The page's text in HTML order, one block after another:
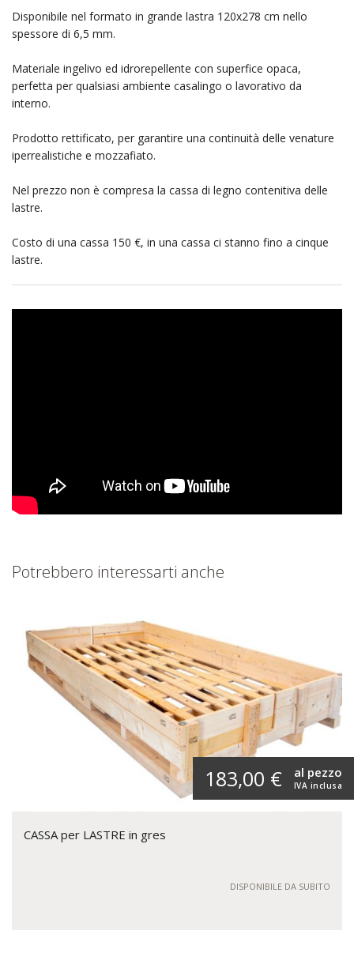
Disponibile nel formato in grande lastra 120x278 cm nello
spessore di 6,5 mm.
Materiale ingelivo ed idrorepellente con superfice opaca,
perfetta per qualsiasi ambiente casalingo o lavorativo da
interno.
Prodotto rettificato, per garantire una continuità delle venature
iperrealistiche e mozzafiato.
Nel prezzo non è compresa la cassa di legno contenitiva delle
lastre.
Costo di una cassa 150 €, in una cassa ci stanno fino a cinque
lastre.
Potrebbero interessarti anche
183,00 € IVA inclusa
al pezzo
CASSA per LASTRE in gres
DISPONIBILE DA SUBITO